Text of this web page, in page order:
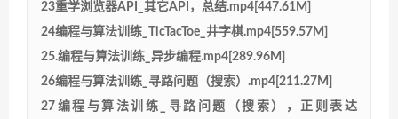
23重学浏览器API_其它API，总结.mp4[447.61M]
24编程与算法训练_TicTacToe_井字棋.mp4[559.57M]
25.编程与算法训练_异步编程.mp4[289.96M]
26编程与算法训练_寻路问题（搜索）.mp4[211.27M]
27编程与算法训练_寻路问题（搜索），正则表达